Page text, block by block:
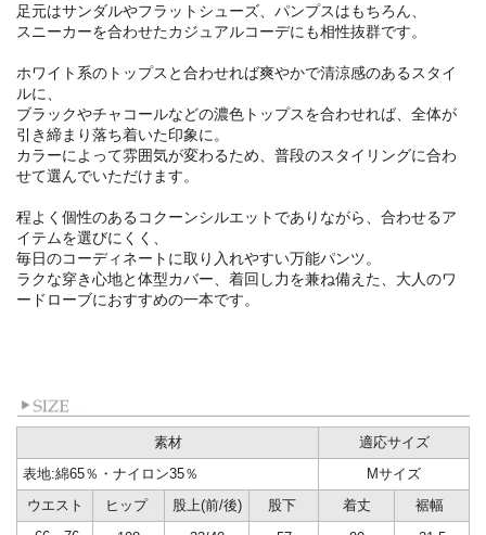
足元はサンダルやフラットシューズ、パンプスはもちろん、
スニーカーを合わせたカジュアルコーデにも相性抜群です。
ホワイト系のトップスと合わせれば爽やかで清涼感のあるスタイ
ルに、
ブラックやチャコールなどの濃色トップスを合わせれば、全体が
引き締まり落ち着いた印象に。
カラーによって雰囲気が変わるため、普段のスタイリングに合わ
せて選んでいただけます。
程よく個性のあるコクーンシルエットでありながら、合わせるア
イテムを選びにくく、
毎日のコーディネートに取り入れやすい万能パンツ。
ラクな穿き心地と体型カバー、着回し力を兼ね備えた、大人のワ
ードローブにおすすめの一本です。
素材
適応サイズ
表地:綿65％・ナイロン35％
Mサイズ
ウエスト
ヒップ 股上(前/後) 股下 着丈
裾幅